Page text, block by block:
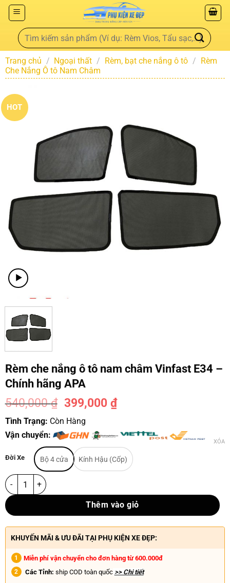
Trang chủ / Ngoại thất / Rèm, bạt che nắng ô tô / Rèm
Che Nắng Ô tô Nam Châm
HOT
Rèm che nắng ô tô nam châm Vinfast E34 –
Chính hãng APA
540,000₫ 399,000 ₫
Tình Trạng: Còn Hàng
Vận chuyển:
Đời Xe Bộ 4 cửa Kính Hậu (Cốp)
XÓA
Thêm vào giỏ
KHUYẾN MÃI & ƯU ĐÃI TẠI PHỤ KIỆN XE ĐẸP:
Miễn phí vận chuyển cho đơn hàng từ 600.000đ
Các Tỉnh: ship COD toàn quốc >> Chi tiết